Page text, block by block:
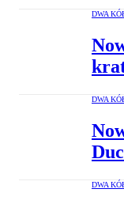
DWA
DWA
DWA